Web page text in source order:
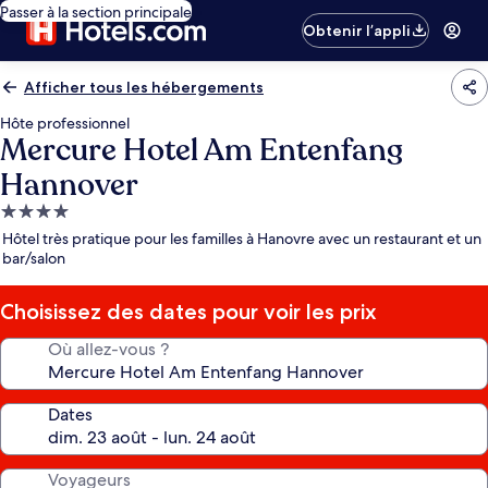
Passer à la section principale
Obtenir l’appli
Afficher tous les hébergements
Hôte professionnel
Mercure Hotel Am Entenfang
Hannover
Hébergement
4.0 étoiles
Hôtel très pratique pour les familles à Hanovre avec un restaurant et un
bar/salon
Choisissez des dates pour voir les prix
Où allez-vous ?
Dates
Voyageurs